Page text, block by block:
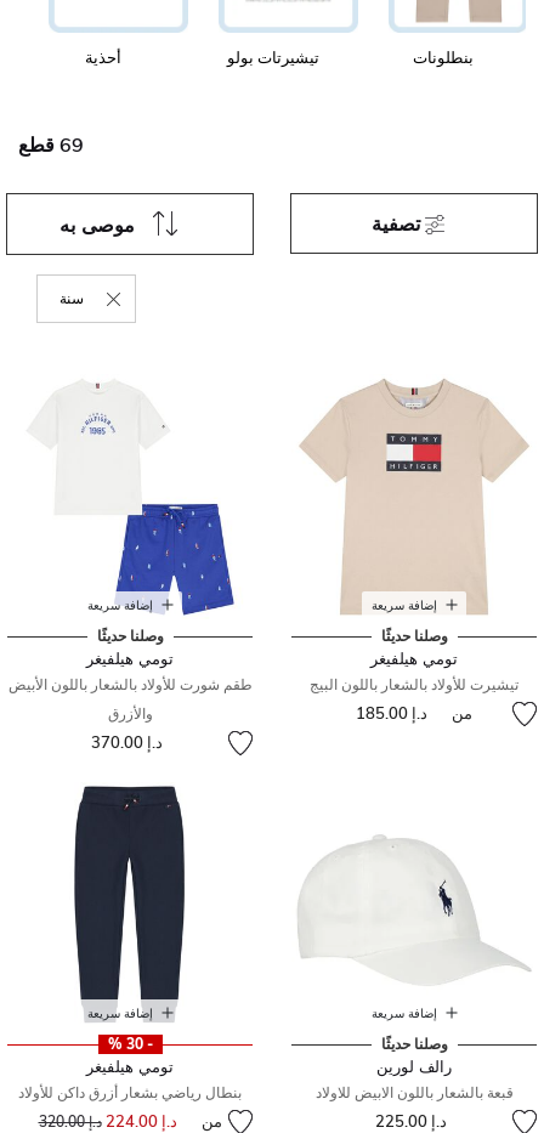
بنطلونات تيشيرتات بولو أحذية
69 قطع
موصى به تصفية
سنة
حذف
إضافة سريعة
وصلنا حديثًا
تومي هيلفيغر
تيشيرت للأولاد بالشعار باللون البيج
من د.إ 185.00
إضافة سريعة
وصلنا حديثًا
تومي هيلفيغر
طقم شورت للأولاد بالشعار باللون الأبيض
والأزرق
د.إ 370.00
إضافة سريعة
وصلنا حديثًا
رالف لورين
قبعة بالشعار باللون الابيض للاولاد
د.إ 225.00
إضافة سريعة
- 30 %
تومي هيلفيغر
بنطال رياضي بشعار أزرق داكن للأولاد
من د.إ 224.00 سعر مخفض من
د.إ 320.00 إلى